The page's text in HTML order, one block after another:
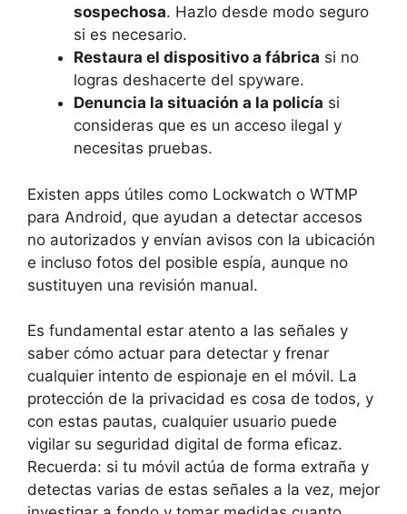
sospechosa. Hazlo desde modo seguro
si es necesario.
Restaura el dispositivo a fábrica si no
logras deshacerte del spyware.
Denuncia la situación a la policía si
consideras que es un acceso ilegal y
necesitas pruebas.
Existen apps útiles como Lockwatch o WTMP
para Android, que ayudan a detectar accesos
no autorizados y envían avisos con la ubicación
e incluso fotos del posible espía, aunque no
sustituyen una revisión manual.
Es fundamental estar atento a las señales y
saber cómo actuar para detectar y frenar
cualquier intento de espionaje en el móvil. La
protección de la privacidad es cosa de todos, y
con estas pautas, cualquier usuario puede
vigilar su seguridad digital de forma eficaz.
Recuerda: si tu móvil actúa de forma extraña y
detectas varias de estas señales a la vez, mejor